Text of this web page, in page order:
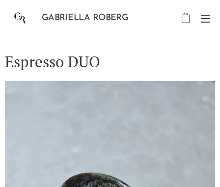
GABRIELLA ROBERG
Espresso DUO